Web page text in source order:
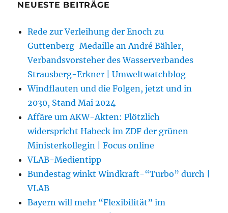
NEUESTE BEITRÄGE
Rede zur Verleihung der Enoch zu
Guttenberg-Medaille an André Bähler,
Verbandsvorsteher des Wasserverbandes
Strausberg-Erkner | Umweltwatchblog
Windflauten und die Folgen, jetzt und in
2030, Stand Mai 2024
Affäre um AKW-Akten: Plötzlich
widerspricht Habeck im ZDF der grünen
Ministerkollegin | Focus online
VLAB-Medientipp
Bundestag winkt Windkraft-“Turbo” durch |
VLAB
Bayern will mehr “Flexibilität” im